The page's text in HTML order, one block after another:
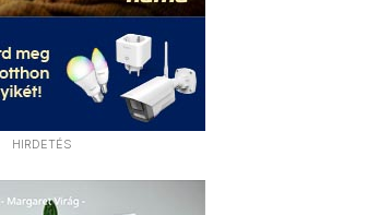
HIRDETÉS